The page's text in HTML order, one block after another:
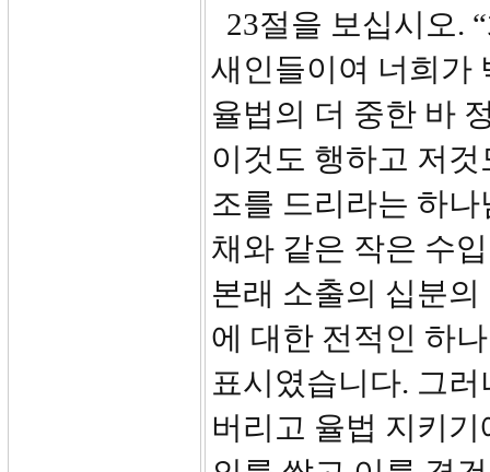
23절을 보십시오.
새인들이여 너희가
율법의 더 중한 바
이것도 행하고 저
조를 드리라는 하
채와 같은 작은 수
본래 소출의 십분
에 대한 전적인 하
표시였습니다. 그
버리고 율법 지키